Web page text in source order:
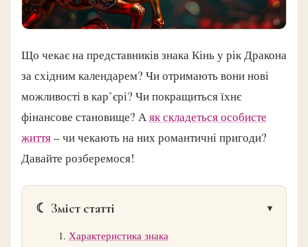
Що чекає на представників знака Кінь у рік Дракона
за східним календарем? Чи отримають вони нові
можливості в кар’єрі? Чи покращиться їхнє
фінансове становище? Аяк складеться особисте
життя– чи чекають на них романтичні пригоди?
Давайте розберемося!
☾ Зміст статті
Характеристика знака